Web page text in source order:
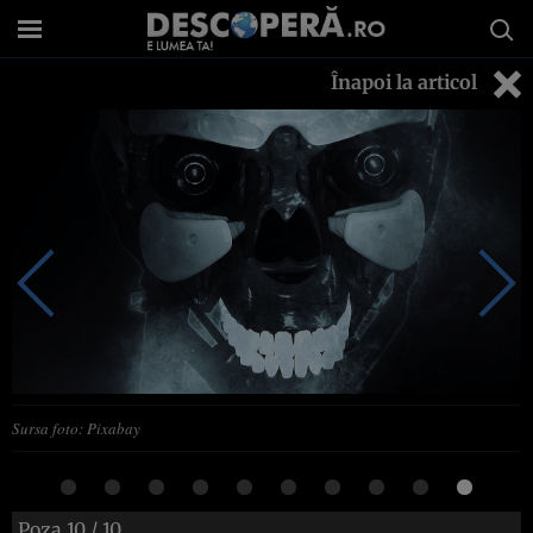
Înapoi la articol
Sursa foto: Pixabay